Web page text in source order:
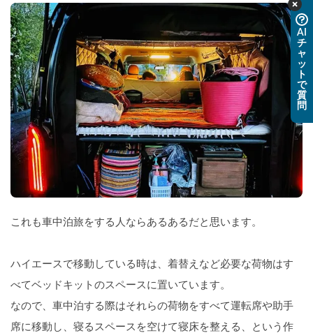
これも車中泊旅をする人ならあるあるだと思います。
ハイエースで移動している時は、着替えなど必要な荷物はす
べてベッドキットのスペースに置いています。
なので、車中泊する際はそれらの荷物をすべて運転席や助手
席に移動し、寝るスペースを空けて寝床を整える、という作
AI
チ
ャ
ッ
ト
で
質
問